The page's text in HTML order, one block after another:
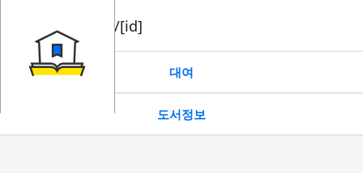
book/rent/[id]
대여
도서정보